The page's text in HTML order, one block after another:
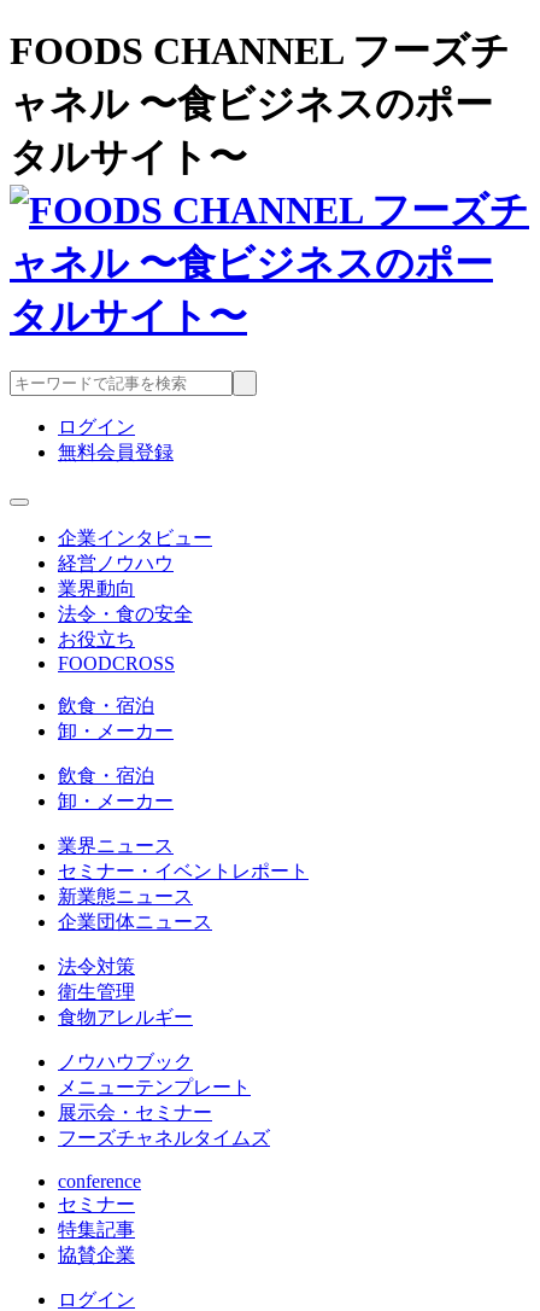
FOODS CHANNEL フーズチ
ャネル 〜食ビジネスのポー
タルサイト〜
ログイン
無料会員登録
企業インタビュー
経営ノウハウ
業界動向
法令・食の安全
お役立ち
FOODCROSS
飲食・宿泊
卸・メーカー
飲食・宿泊
卸・メーカー
業界ニュース
セミナー・イベントレポート
新業態ニュース
企業団体ニュース
法令対策
衛生管理
食物アレルギー
ノウハウブック
メニューテンプレート
展示会・セミナー
フーズチャネルタイムズ
conference
セミナー
特集記事
協賛企業
ログイン